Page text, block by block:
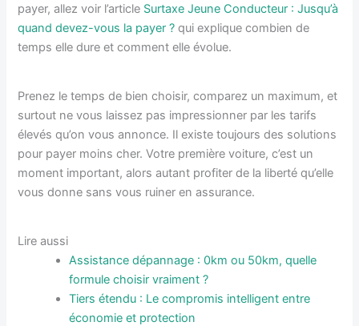
payer, allez voir l’article Surtaxe Jeune Conducteur : Jusqu’à
quand devez-vous la payer ? qui explique combien de
temps elle dure et comment elle évolue.
Prenez le temps de bien choisir, comparez un maximum, et
surtout ne vous laissez pas impressionner par les tarifs
élevés qu’on vous annonce. Il existe toujours des solutions
pour payer moins cher. Votre première voiture, c’est un
moment important, alors autant profiter de la liberté qu’elle
vous donne sans vous ruiner en assurance.
Lire aussi
Assistance dépannage : 0km ou 50km, quelle
formule choisir vraiment ?
Tiers étendu : Le compromis intelligent entre
économie et protection